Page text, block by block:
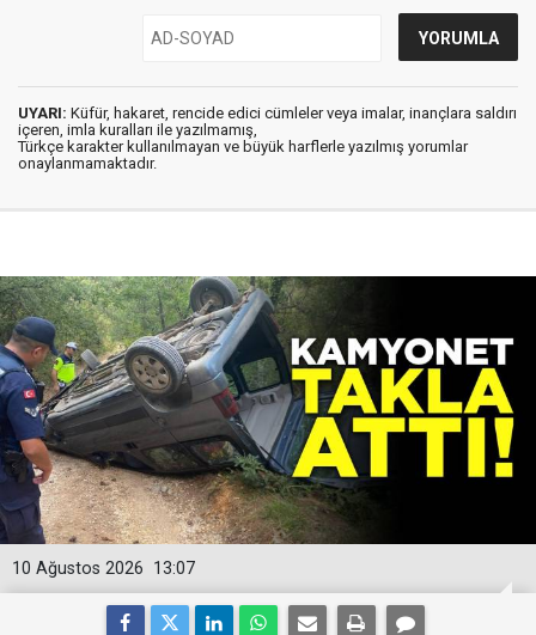
UYARI: Küfür, hakaret, rencide edici cümleler veya imalar, inançlara saldırı
içeren, imla kuralları ile yazılmamış,
Türkçe karakter kullanılmayan ve büyük harflerle yazılmış yorumlar
onaylanmamaktadır.
13:07
10 Ağustos 2026